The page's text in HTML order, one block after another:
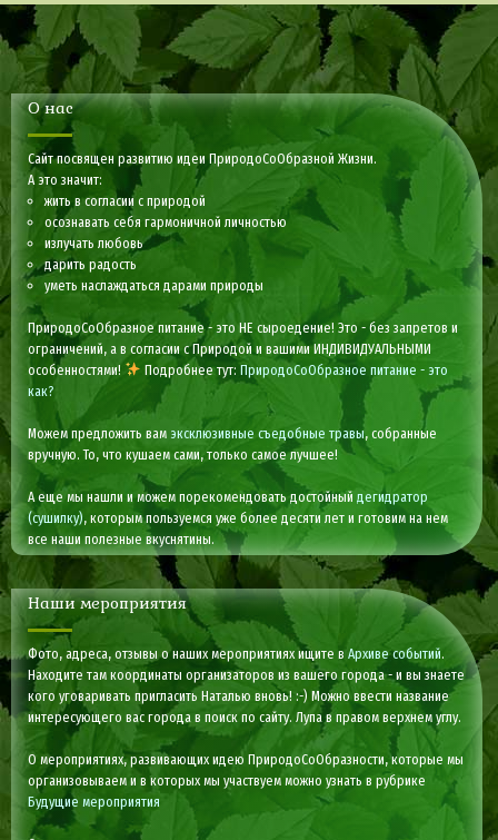
О нас
Сайт посвящен развитию идеи ПриродоСоОбразной Жизни.
А это значит:
жить в согласии с природой
осознавать себя гармоничной личностью
излучать любовь
дарить радость
уметь наслаждаться дарами природы
ПриродоСоОбразное питание - это НЕ сыроедение! Это - без запретов и
ограничений, а в согласии с Природой и вашими ИНДИВИДУАЛЬНЫМИ
особенностями!
Подробнее тут: ПриродоСоОбразное питание - это
как?
Можем предложить вам эксклюзивные съедобные травы, собранные
вручную. То, что кушаем сами, только самое лучшее!
А еще мы нашли и можем порекомендовать достойныйдегидратор
(сушилку), которым пользуемся уже более десяти лет и готовим на нем
все наши полезные вкуснятины.
Наши мероприятия
Фото, адреса, отзывы о наших мероприятиях ищите вАрхиве событий.
Находите там координаты организаторов из вашего города - и вы знаете
кого уговаривать пригласить Наталью вновь! :-) Можно ввести название
интересующего вас города в поиск по сайту. Лупа в правом верхнем углу.
О мероприятиях, развивающих идею ПриродоСоОбразности, которые мы
организовываем и в которых мы участвуем можно узнать в рубрике
Будущие мероприятия